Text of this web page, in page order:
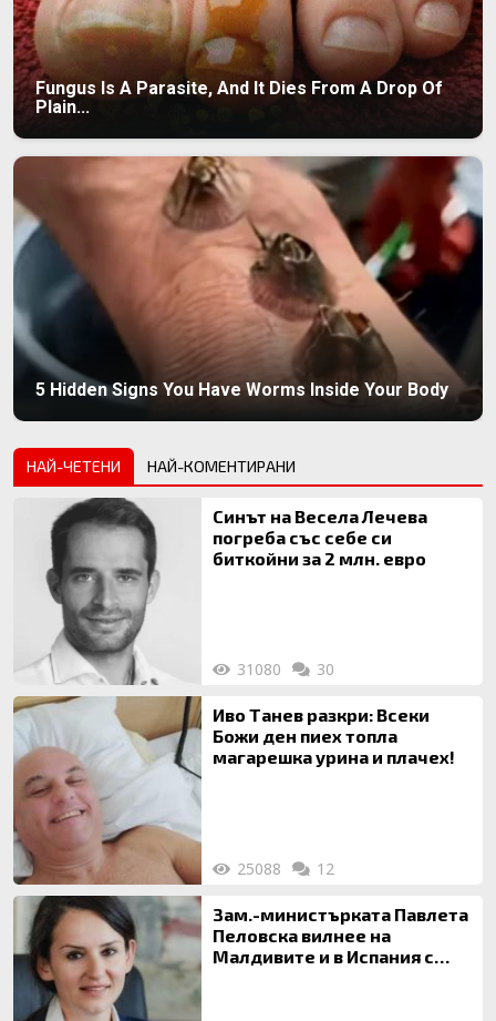
Fungus Is A Parasite, And It Dies From A Drop Of
Plain...
5 Hidden Signs You Have Worms Inside Your Body
НАЙ-ЧЕТЕНИ НАЙ-КОМЕНТИРАНИ
Синът на Весела Лечева
погреба със себе си
биткойни за 2 млн. евро
31080 30
Иво Танев разкри: Всеки
Божи ден пиех топла
магарешка урина и плачех!
25088 12
Зам.-министърката Павлета
Пеловска вилнее на
Малдивите и в Испания с